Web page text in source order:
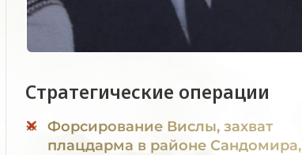
Стратегические операции
Форсирование Вислы, захват
плацдарма в районе Сандомира,